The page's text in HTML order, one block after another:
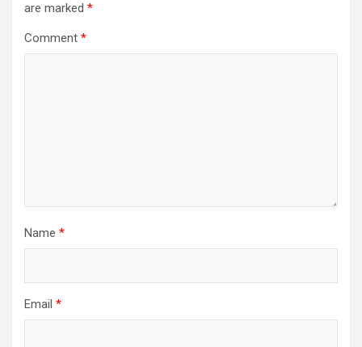
are marked *
Comment *
Name *
Email *